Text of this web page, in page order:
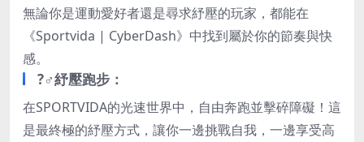
無論你是運動愛好者還是尋求紓壓的玩家，都能在
《Sportvida | CyberDash》中找到屬於你的節奏與快
感。
?‍♂️紓壓跑步：
在SPORTVIDA的光速世界中，自由奔跑並擊碎障礙！這
是最終極的紓壓方式， 讓你一邊挑戰自我，一邊享受高